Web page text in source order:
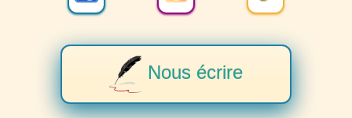
Nous écrire